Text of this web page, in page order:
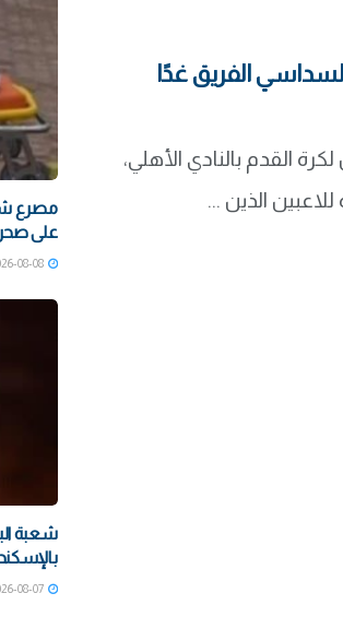
الفريق غدًا
القدم بالنادي الأهلي،
الذين ...
مصرع
على
2026-08-08
شعبة
2026-08-07